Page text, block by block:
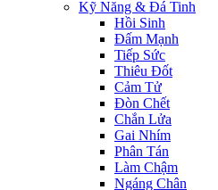
Kỹ Năng & Đá Tinh
Hồi Sinh
Đấm Mạnh
Tiếp Sức
Thiêu Đốt
Cảm Tử
Đòn Chết
Chắn Lửa
Gai Nhím
Phân Tán
Làm Chậm
Ngáng Chân